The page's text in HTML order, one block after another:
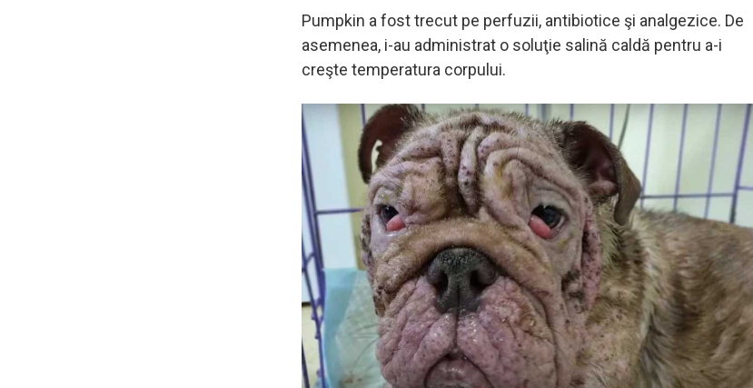
Pumpkin a fost trecut pe perfuzii, antibiotice şi analgezice. De
asemenea, i-au administrat o soluţie salină caldă pentru a-i
creşte temperatura corpului.